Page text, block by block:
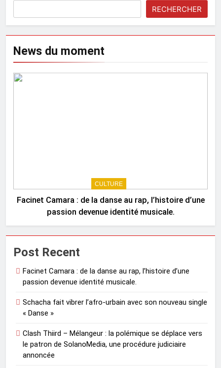
RECHERCHER
News du moment
CULTURE
Facinet Camara : de la danse au rap, l’histoire d’une
passion devenue identité musicale.
Post Recent
Facinet Camara : de la danse au rap, l’histoire d’une
passion devenue identité musicale.
Schacha fait vibrer l’afro-urbain avec son nouveau single
« Danse »
Clash Thiird – Mélangeur : la polémique se déplace vers
le patron de SolanoMedia, une procédure judiciaire
annoncée